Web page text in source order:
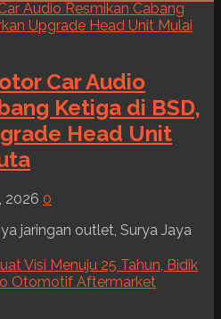
Car Audio
Ketiga di BSD,
Head Unit
2026 0
jaringan outlet, Surya Jaya